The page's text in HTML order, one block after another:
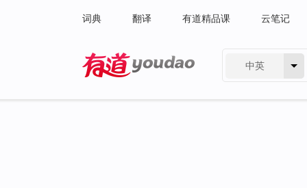
词典 翻译 有道精品课 云笔记
中英